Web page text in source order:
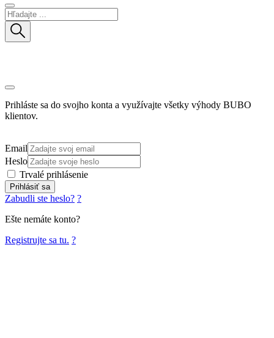
Prihláste sa do svojho konta a využívajte všetky výhody BUBO
klientov.
Email
Heslo
Trvalé prihlásenie
Prihlásiť sa
Zabudli ste heslo? ?
Ešte nemáte konto?
Registrujte sa tu. ?